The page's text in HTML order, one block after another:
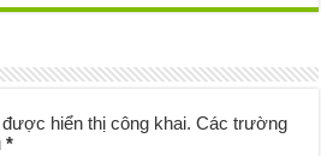
hiển thị công khai. Các trường
*